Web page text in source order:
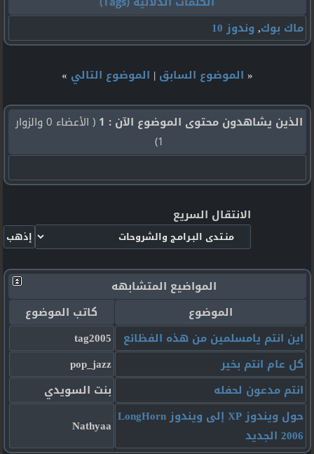
ماك بوك, وندوز 10
« الموضوع السابق | الموضوع التالي »
الذين يشاهدون محتوى الموضوع الآن : 1
( الأعضاء 0 والزوار
1)
الانتقال السريع
المواضيع المتشابهه
الموضوع
كاتب الموضوع
اين انتم يامسلمين من هذه الفظائع
tag2005
كل عام انتم بخير
pop_jazz
انتم مدعون لحفله
بنت السويدي
حول ويندوز XP إلى ويندوز LongHorn
2006 الجديد
Nathyaa